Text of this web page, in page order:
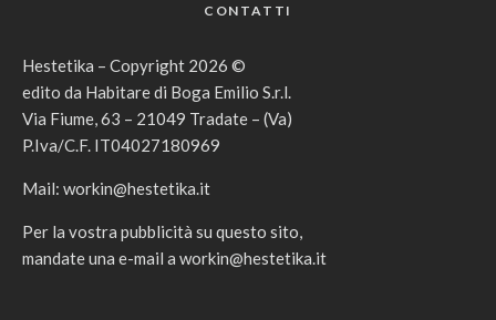
CONTATTI
Hestetika – Copyright 2026 ©
edito da Habitare di Boga Emilio S.r.l.
Via Fiume, 63 – 21049 Tradate – (Va)
P.Iva/C.F. IT04027180969
Mail: workin@hestetika.it
Per la vostra pubblicità su questo sito,
mandate una e-mail a workin@hestetika.it